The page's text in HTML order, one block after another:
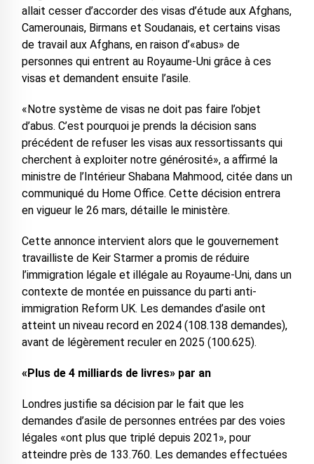
allait cesser d’accorder des visas d’étude aux Afghans,
Camerounais, Birmans et Soudanais, et certains visas
de travail aux Afghans, en raison d’«abus» de
personnes qui entrent au Royaume-Uni grâce à ces
visas et demandent ensuite l’asile.
«Notre système de visas ne doit pas faire l’objet
d’abus. C’est pourquoi je prends la décision sans
précédent de refuser les visas aux ressortissants qui
cherchent à exploiter notre générosité», a affirmé la
ministre de l’Intérieur Shabana Mahmood, citée dans un
communiqué du Home Office. Cette décision entrera
en vigueur le 26 mars, détaille le ministère.
Cette annonce intervient alors que le gouvernement
travailliste de Keir Starmer a promis de réduire
l’immigration légale et illégale au Royaume-Uni, dans un
contexte de montée en puissance du parti anti-
immigration Reform UK. Les demandes d’asile ont
atteint un niveau record en 2024 (108.138 demandes),
avant de légèrement reculer en 2025 (100.625).
«Plus de 4 milliards de livres» par an
Londres justifie sa décision par le fait que les
demandes d’asile de personnes entrées par des voies
légales «ont plus que triplé depuis 2021», pour
atteindre près de 133.760. Les demandes effectuées